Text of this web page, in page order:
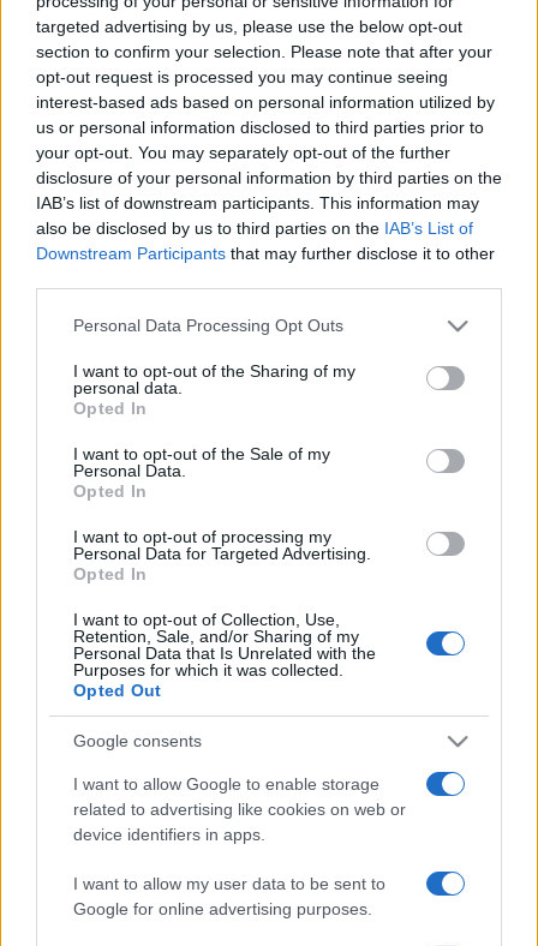
targeted advertising by us, please use the below opt-out
section to confirm your selection. Please note that after your
opt-out request is processed you may continue seeing
interest-based ads based on personal information utilized by
us or personal information disclosed to third parties prior to
your opt-out. You may separately opt-out of the further
disclosure of your personal information by third parties on the
IAB’s list of downstream participants. This information may
also be disclosed by us to third parties on the IAB’s List of
Downstream Participants that may further disclose it to other
Please note that this website/app uses one or more Google
not limited to your visit or usage behaviour. You may click to
grant or deny consent to Google and its third-party tags to
use your data for below specified purposes in below Google
consent section.
Personal Data Processing Opt Outs
I want to opt-out of the Sharing of my
personal data.
Opted In
I want to opt-out of the Sale of my
Personal Data.
Opted In
I want to opt-out of processing my
Personal Data for Targeted Advertising.
Opted In
I want to opt-out of Collection, Use,
Retention, Sale, and/or Sharing of my
Personal Data that Is Unrelated with the
Purposes for which it was collected.
Opted Out
Google consents
I want to allow Google to enable storage
related to advertising like cookies on web or
device identifiers in apps.
I want to allow my user data to be sent to
Google for online advertising purposes.
vezényli majd az együttest.
Szeptember 13-án a Chamber Orchestra of
Europe adja a nagyzenekari nyitókoncertet,
amelyen többek között ProkofjevII.
vonósnégyese és CsajkovszkijV. szimfóniája
csendül fel.
Julian Rachlin ezen a koncerten szólistaként is fellép, a
fesztivál folyamán pedig kamarazenészként is muzsikál, így
a Kirill Gersteinnal közös előadóestjükön is.
Julian Rachlin a Herbstgold ez évi műsorából kiemelte
operadíva áriaestjén Georges Bizet, Giuseppe Verdi és
Giacomo Puccini operáiból hallhat részleteket a közönség.
A fesztiváligazgató felhívta a figyelmet a program műfaji
Samara Joy, aki fiatal kora ellenére máris kétszeres
Grammy-díjas; a hollywoodi színészlegenda, George
Hamilton pedig Sergei Dreznin
ősbemutatójának sztárvendége lesz. Angelika Kirchschlager
mezzoszoprán Alfred Dorfer színművésszel és Julius Drake
zongoraművész kíséretével
Egy uszkár halálacímmel jelentkeznek közös zenés esttel,
amelyen mások mellett Beethoven, Schubert, Schumann,
Mahler és Korngold dalai lesznek hallhatók.